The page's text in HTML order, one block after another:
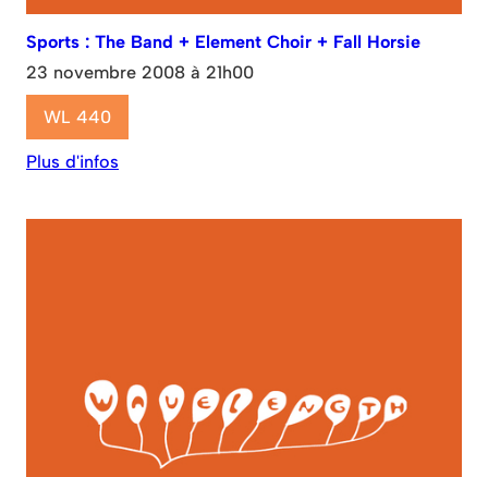
Sports : The Band + Element Choir + Fall Horsie
23 novembre 2008 à 21h00
WL 440
Plus d'infos